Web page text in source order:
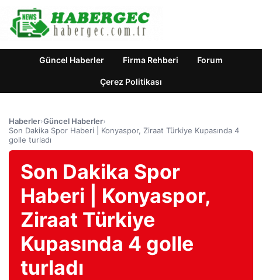
Güncel Haberler Firma Rehberi Forum
Çerez Politikası
Haberler›Güncel Haberler›
Son Dakika Spor Haberi | Konyaspor, Ziraat Türkiye Kupasında 4
golle turladı
Son Dakika Spor
Haberi | Konyaspor,
Ziraat Türkiye
Kupasında 4 golle
turladı